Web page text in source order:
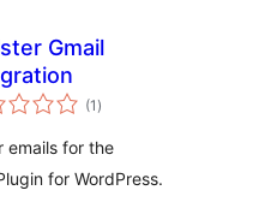
Gmail
(1 celkové
hodnotenie
)
emails for the
for WordPress.